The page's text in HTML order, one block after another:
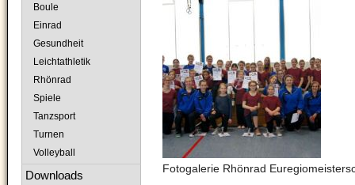
Fotogalerie Rhönrad
Boule
Einrad
Gesundheit
Leichtathletik
Rhönrad
Spiele
Tanzsport
Turnen
Volleyball
Downloads